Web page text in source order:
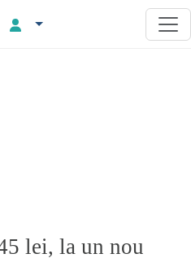
lei, la un nou